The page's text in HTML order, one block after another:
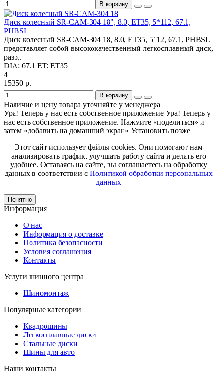
В корзину
Диск колесный SR-CAM-304 18", 8.0, ET35, 5*112, 67.1,
PHBSL
Диск колесный SR-CAM-304 18, 8.0, ET35, 5112, 67.1, PHBSL
представляет собой высококачественный легкосплавный диск,
разр..
DIA: 67.1 ET: ET35
4
15350 р.
В корзину
Наличие и цену товара уточняйте у менеджера
Ура! Теперь у нас есть собственное приложение Ура! Теперь у
нас есть собственное приложение. Нажмите «поделиться» и
затем «добавить на домашний экран» Установить позже
Этот сайт использует файлы cookies. Они помогают нам
анализировать трафик, улучшать работу сайта и делать его
удобнее. Оставаясь на сайте, вы соглашаетесь на обработку
данных в соответствии с Политикой обработки персональных
данных
Понятно
Информация
О нас
Информация о доставке
Политика безопасности
Условия соглашения
Контакты
Услуги шинного центра
Шиномонтаж
Популярные категории
Квадрошины
Легкосплавные диски
Стальные диски
Шины для авто
Наши контакты